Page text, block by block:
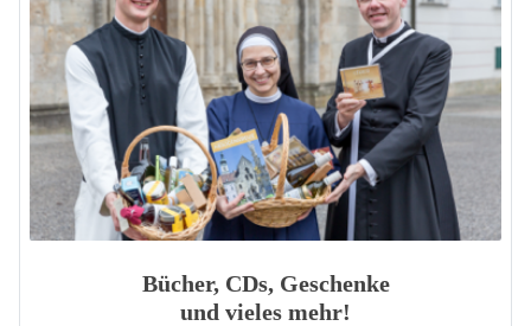
Bücher, CDs, Geschenke
und vieles mehr!